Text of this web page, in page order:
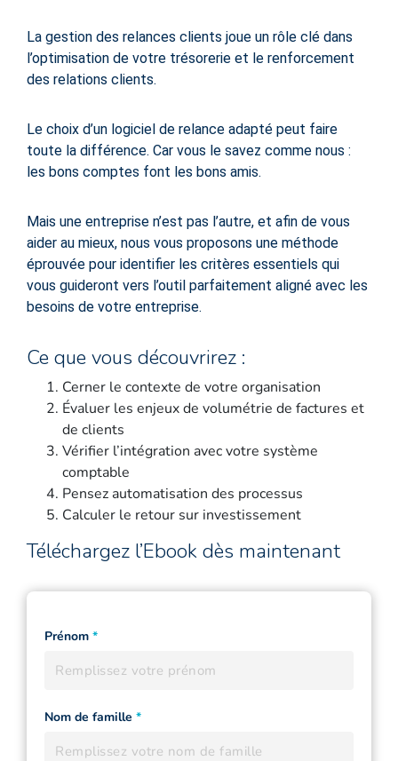
La gestion des relances clients joue un rôle clé dans
l’optimisation de votre trésorerie et le renforcement
des relations clients.
Le choix d’un logiciel de relance adapté peut faire
toute la différence. Car vous le savez comme nous :
les bons comptes font les bons amis.
Mais une entreprise n’est pas l’autre, et afin de vous
aider au mieux, nous vous proposons une méthode
éprouvée pour identifier les critères essentiels qui
vous guideront vers l’outil parfaitement aligné avec les
besoins de votre entreprise.
Ce que vous découvrirez :
Cerner le contexte de votre organisation
Évaluer les enjeux de volumétrie de factures et
de clients
Vérifier l’intégration avec votre système
comptable
Pensez automatisation des processus
Calculer le retour sur investissement
Téléchargez l’Ebook dès maintenant
Prénom *
Nom de famille *